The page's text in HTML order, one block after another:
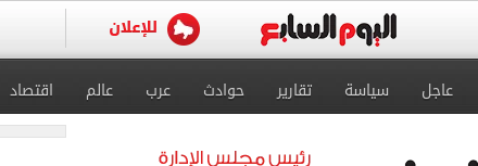
عاجل سياسة تقارير حوادث عرب عالم اقتصاد